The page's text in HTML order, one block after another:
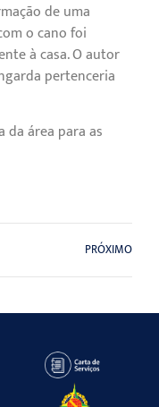
de uma
o cano foi
à casa. O autor
pertenceria
da área para as
PRÓXIMO